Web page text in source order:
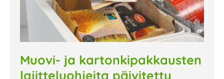
Muovi- ja kartonkipakkausten
lajitteluohjeita päivitetty